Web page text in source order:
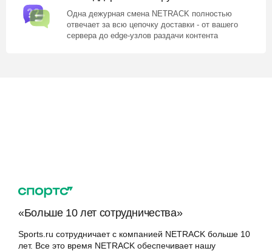
Одна дежурная смена NETRACK полностью
отвечает за всю цепочку доставки - от вашего
сервера до edge-узлов раздачи контента
«Больше 10 лет сотрудничества»
Sports.ru сотрудничает с компанией NETRACK больше 10
лет. Все это время NETRACK обеспечивает нашу